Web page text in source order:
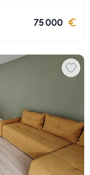
75 000